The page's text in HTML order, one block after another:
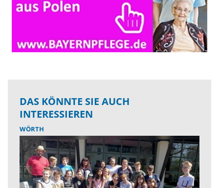
DAS KÖNNTE SIE AUCH
INTERESSIEREN
WÖRTH